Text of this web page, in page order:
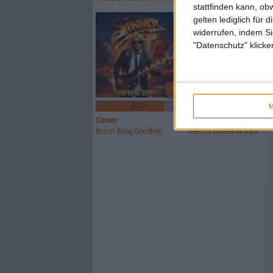
stattfinden kann,
gelten lediglich für
widerrufen, indem
"Datenschutz"
1
8/10
Sinner
Boom Bang Goodbye
Crusade Of Bards
Tales Of Distant Worlds